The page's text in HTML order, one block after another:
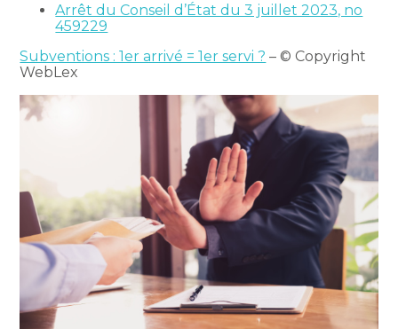
Arrêt du Conseil d’État du 3 juillet 2023, no
459229
Subventions : 1er arrivé = 1er servi ? – © Copyright
WebLex